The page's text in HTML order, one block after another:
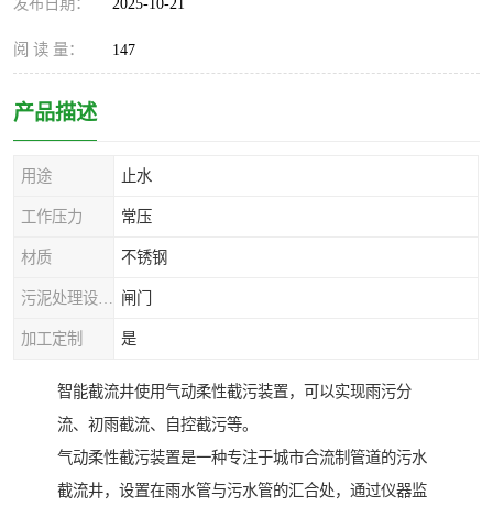
阅 读 量： 147
产品描述
用途 止水
工作压力 常压
材质 不锈钢
闸门
加工定制 是
智能截流井使用气动柔性截污装置，可以实现雨污分
流、初雨截流、自控截污等。
气动柔性截污装置是一种专注于城市合流制管道的污水
截流井，设置在雨水管与污水管的汇合处，通过仪器监